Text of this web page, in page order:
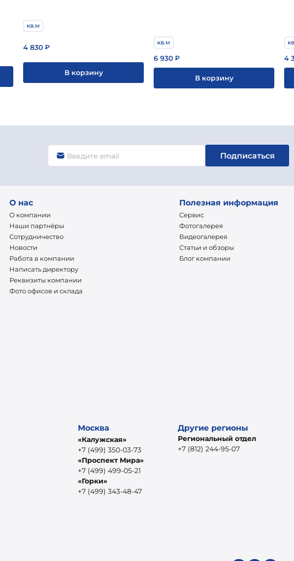
кв.м
4 830 ₽
В корзину
кв.м
6 930 ₽
В корзину
4
Подписаться
О нас
О компании
Наши партнёры
Сотрудничество
Новости
Работа в компании
Написать директору
Реквизиты компании
Фото офисов и склада
Полезная информация
Сервис
Фотогалерея
Видеогалерея
Статьи и обзоры
Блог компании
Москва
«Калужская»
+7 (499) 350-03-73
«Проспект Мира»
+7 (499) 499-05-21
«Горки»
+7 (499) 343-48-47
Другие регионы
Региональный отдел
+7 (812) 244-95-07